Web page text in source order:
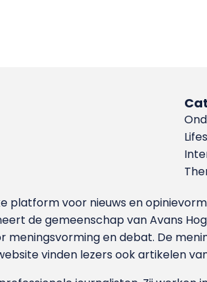
platform voor nieuws en
de gemeenschap van Avans
meningsvorming en debat. De
vinden lezers ook artikelen